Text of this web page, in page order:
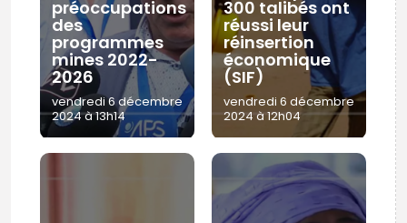
préoccupations
des
programmes
mines 2022-
2026
vendredi 6 décembre
2024 à 13h14
300 talibés ont
réussi leur
réinsertion
économique
(SIF)
vendredi 6 décembre
2024 à 12h04